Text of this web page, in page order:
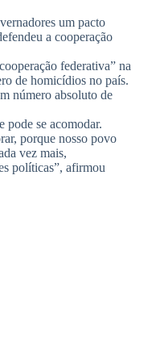
um pacto
a cooperação
federativa” na
de homicídios no país.
número absoluto de
pode se acomodar.
porque nosso povo
vez mais,
políticas”, afirmou